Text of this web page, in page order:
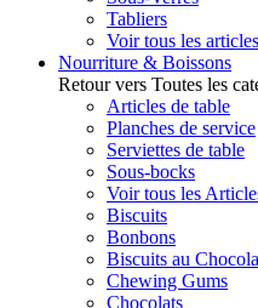
Tabliers
Voir tous les articles
Nourriture & Boissons
Retour vers Toutes les
Articles de table
Planches de service
Serviettes de table
Sous-bocks
Voir tous les
Biscuits
Bonbons
Biscuits au
Chewing Gums
Chocolats